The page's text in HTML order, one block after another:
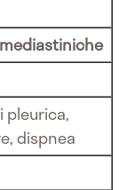
pleurica,
dispnea